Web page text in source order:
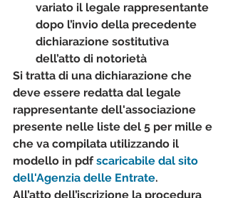
variato il legale rappresentante
dopo l’invio della precedente
dichiarazione sostitutiva
dell’atto di notorietà
Si tratta di una dichiarazione che
deve essere redatta dal legale
rappresentante dell'associazione
presente nelle liste del 5 per mille e
che va compilata utilizzando il
modello in pdf scaricabile dal sito
dell'Agenzia delle Entrate.
All’atto dell’iscrizione la procedura